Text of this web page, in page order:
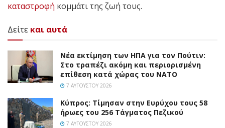
καταστροφή κομμάτι της ζωή τους.
Δείτε και αυτά
Νέα εκτίμηση των ΗΠΑ για τον Πούτιν:
Στο τραπέζι ακόμη και περιορισμένη
επίθεση κατά χώρας του ΝΑΤΟ
7 ΑΥΓΟΎΣΤΟΥ 2026
Κύπρος: Τίμησαν στην Ευρύχου τους 58
ήρωες του 256 Τάγματος Πεζικού
7 ΑΥΓΟΎΣΤΟΥ 2026